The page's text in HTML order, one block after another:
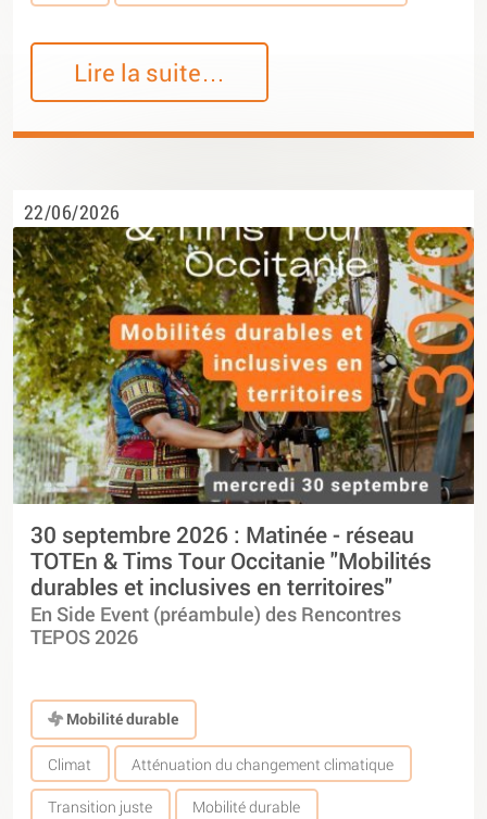
Lire la suite…
22/06/2026
30 septembre 2026 : Matinée - réseau
TOTEn & Tims Tour Occitanie "Mobilités
durables et inclusives en territoires"
En Side Event (préambule) des Rencontres
TEPOS 2026
Mobilité durable
Climat Atténuation du changement climatique
Transition juste Mobilité durable